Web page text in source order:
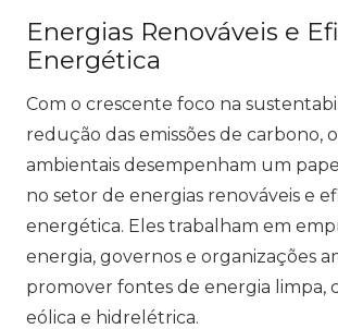
Energias Renováveis e
Energética
Com o crescente foco na
redução das emissões de carbono,
ambientais desempenham um
no setor de energias renováveis e
energética. Eles trabalham em
energia, governos e organizações
promover fontes de energia limpa,
eólica e hidrelétrica.